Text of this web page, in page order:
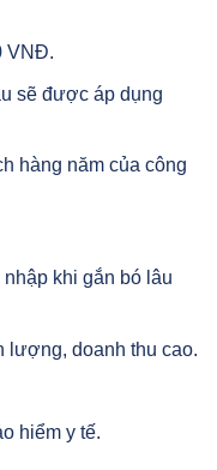
VNĐ.
sẽ được áp dụng
hàng năm của công
khi gắn bó lâu
lượng, doanh thu cao.
hiểm y tế.